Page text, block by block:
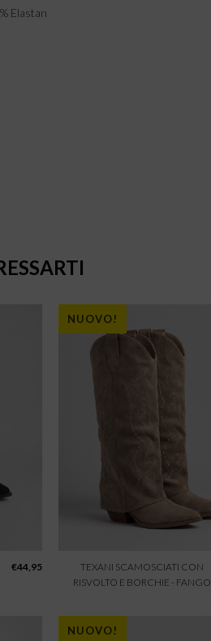
Elastan
€44,95
NUOVO!
TEXANI SCAMOSCIATI CON
RISVOLTO E BORCHIE - FANGO
NUOVO!